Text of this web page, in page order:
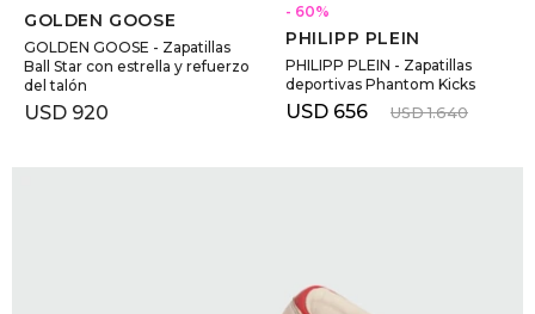
GOLDEN GOOSE
GOLDEN GOOSE - Zapatillas
Ball Star con estrella y refuerzo
del talón
USD 920
60
PHILIPP PLEIN
PHILIPP PLEIN - Zapatillas
deportivas Phantom Kicks
USD 656 USD 1.640